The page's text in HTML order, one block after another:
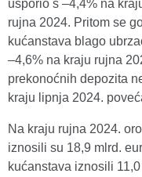
usporio s –4,4% na
rujna 2024. Pritom se
kućanstava blago
–4,6% na kraju rujna
prekonoćnih depozita
kraju lipnja 2024.
Na kraju rujna 2024.
iznosili su 18,9 mlrd.
kućanstava iznosili